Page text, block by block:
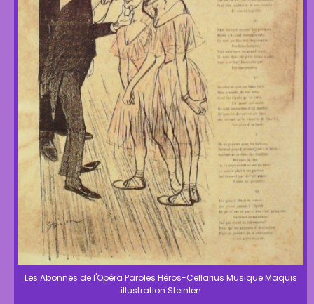
Les Abonnés de l'Opéra Paroles Héros-Cellarius Musique Maquis
illustration Steinlen